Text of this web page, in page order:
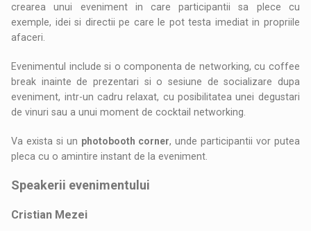
crearea unui eveniment in care participantii sa plece cu
exemple, idei si directii pe care le pot testa imediat in propriile
afaceri.
Evenimentul include si o componenta de networking, cu coffee
break inainte de prezentari si o sesiune de socializare dupa
eveniment, intr-un cadru relaxat, cu posibilitatea unei degustari
de vinuri sau a unui moment de cocktail networking.
Va exista si un photobooth corner, unde participantii vor putea
pleca cu o amintire instant de la eveniment.
Speakerii evenimentului
Cristian Mezei